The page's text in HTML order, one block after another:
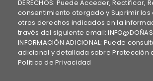
DERECHOS: Puede Acceder, Rectificar,
consentimiento otorgado y Suprimir
otros derechos indicados en la
través del siguiente email:
INFORMACIÓN ADICIONAL: Puede
adicional y detallada sobre Protección
Política de Privacidad